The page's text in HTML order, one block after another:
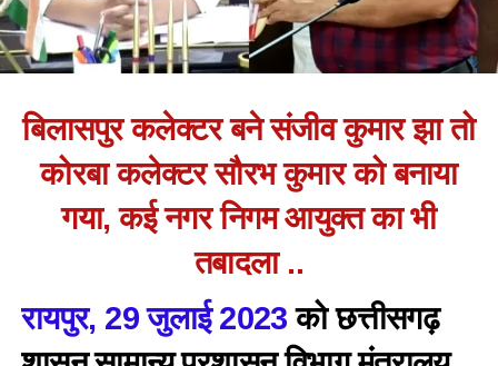
बिलासपुर कलेक्टर बने संजीव कुमार झा तो
कोरबा कलेक्टर सौरभ कुमार को बनाया
गया, कई नगर निगम आयुक्त का भी
तबादला ..
रायपुर, 29 जुलाई 2023 को छत्तीसगढ़